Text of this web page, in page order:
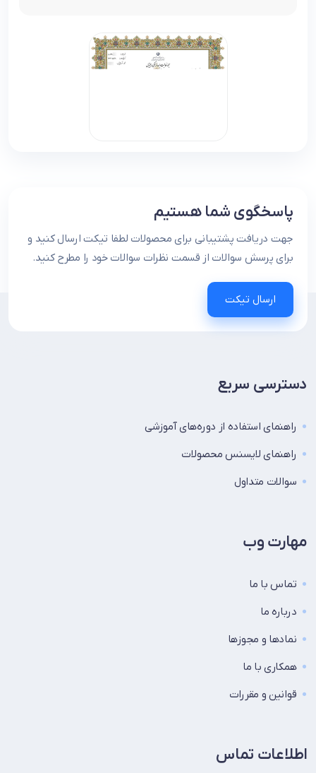
پاسخگوی شما هستیم
جهت دریافت پشتیبانی برای محصولات لطفا تیکت ارسال کنید و
برای پرسش سوالات از قسمت نظرات سوالات خود را مطرح کنید.
ارسال تیکت
دسترسی سریع
راهنمای استفاده از دوره‌های آموزشی
راهنمای لایسنس محصولات
سوالات متداول
مهارت وب
تماس با ما
درباره ما
نماد‌ها و مجوزها
همکاری با ما
قوانین و مقررات
اطلاعات تماس